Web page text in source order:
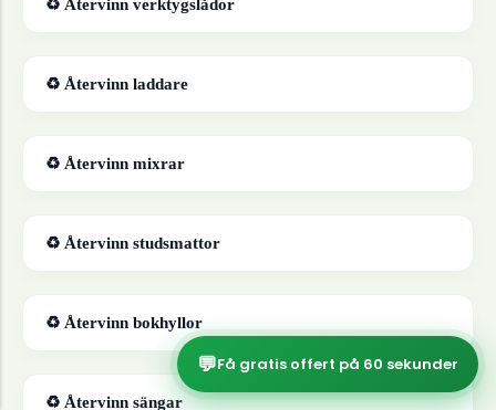
♻ Återvinn verktygslådor
♻ Återvinn laddare
♻ Återvinn mixrar
♻ Återvinn studsmattor
♻ Återvinn bokhyllor
♻ Återvinn sängar
💬Få gratis offert på 60 sekunder